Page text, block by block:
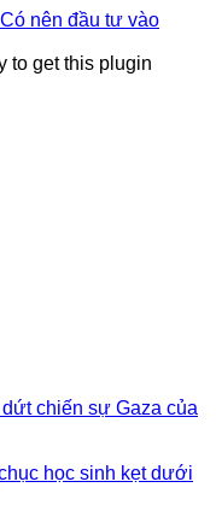
nên đầu tư vào
to get this plugin
chiến sự Gaza của
học sinh kẹt dưới